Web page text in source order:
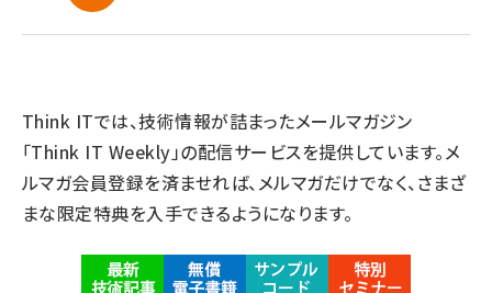
Think ITでは、技術情報が詰まったメールマガジン
「Think IT Weekly」の配信サービスを提供しています。メ
ルマガ会員登録を済ませれば、メルマガだけでなく、さまざ
まな限定特典を入手できるようになります。